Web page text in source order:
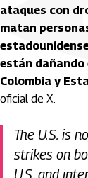
ataques con
matan
están dañando
Colombia y
oficial de X.
The U.S. is
strikes on
U.S. and